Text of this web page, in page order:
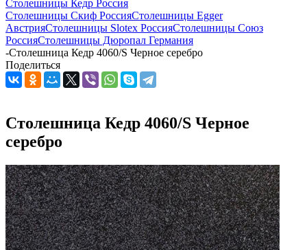
Столешницы Кедр Россия
Столешницы Скиф РоссияСтолешницы Egger
АвстрияСтолешницы Slotex РоссияСтолешницы Союз
РоссияСтолешницы Дюропал Германия
-Столешница Кедр 4060/S Черное серебро
Поделиться
Столешница Кедр 4060/S Черное
серебро